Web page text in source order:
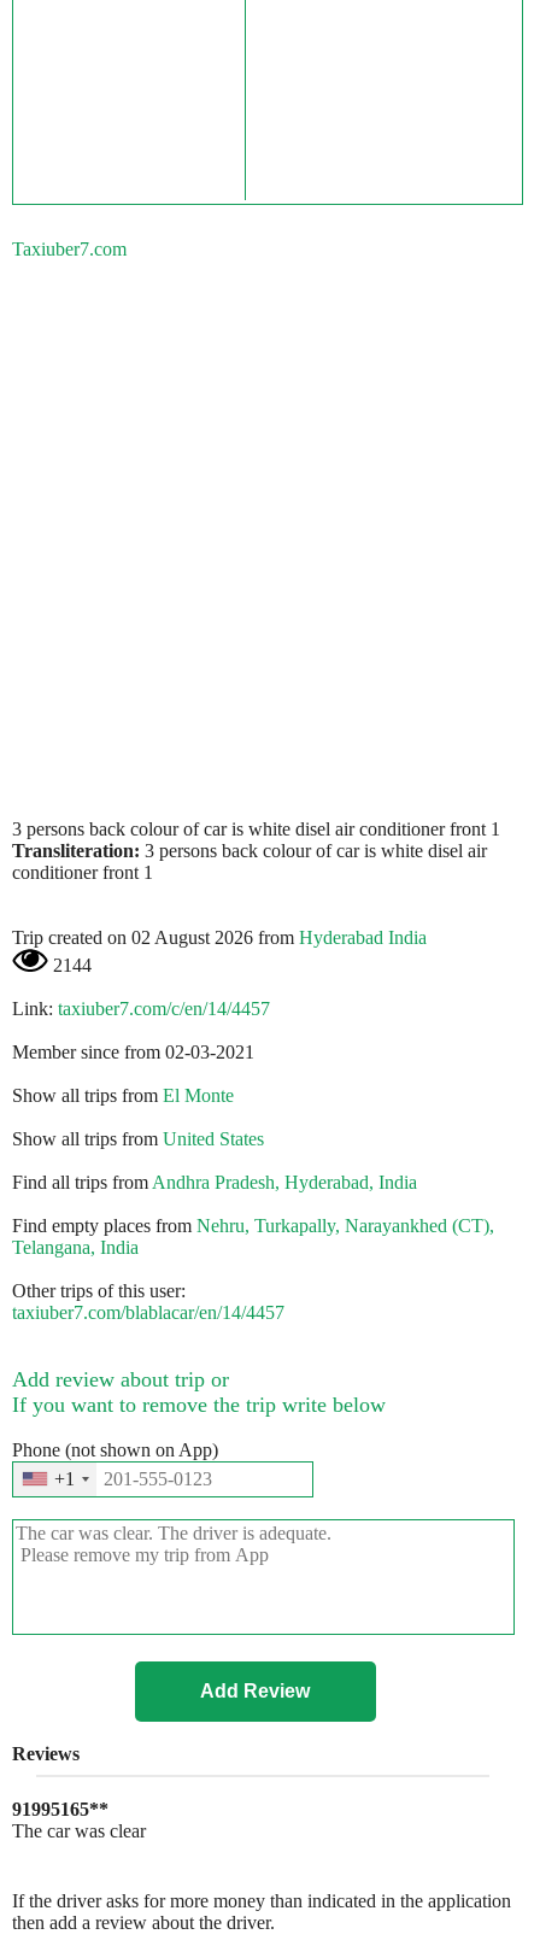
Taxiuber7.com
3 persons back colour of car is white disel air conditioner front 1
Transliteration: 3 persons back colour of car is white disel air
conditioner front 1
Trip created on 02 August 2026 from Hyderabad India
2144
Link: taxiuber7.com/c/en/14/4457
Member since from 02-03-2021
Show all trips from El Monte
Show all trips from United States
Find all trips from Andhra Pradesh, Hyderabad, India
Find empty places from Nehru, Turkapally, Narayankhed (CT),
Telangana, India
Other trips of this user:
taxiuber7.com/blablacar/en/14/4457
Add review about trip or
If you want to remove the trip write below
Phone (not shown on App)
+1
Reviews
91995165**
The car was clear
If the driver asks for more money than indicated in the application
then add a review about the driver.